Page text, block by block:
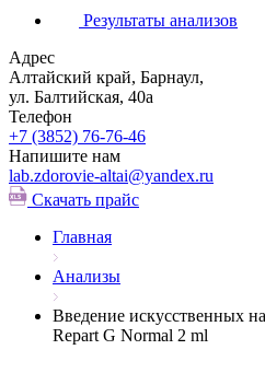
Результаты анализов
Адрес
Алтайский край, Барнаул,
ул. Балтийская, 40а
Телефон
+7 (3852) 76-76-46
Напишите нам
lab.zdorovie-altai@yandex.ru
Скачать прайс
Главная
Анализы
Введение искусственных
Repart G Normal 2 ml